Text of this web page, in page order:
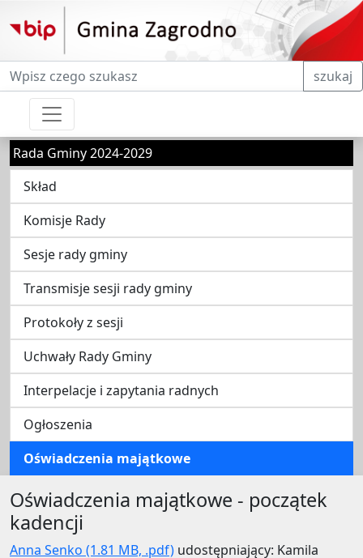
Fraza do wyszukiwania szukaj
Rada Gminy 2024-2029
Skład
Komisje Rady
Sesje rady gminy
Transmisje sesji rady gminy
Protokoły z sesji
Uchwały Rady Gminy
Interpelacje i zapytania radnych
Ogłoszenia
Oświadczenia majątkowe
Oświadczenia majątkowe - początek
kadencji
Anna Senko (1.81 MB, .pdf) udostępniający: Kamila